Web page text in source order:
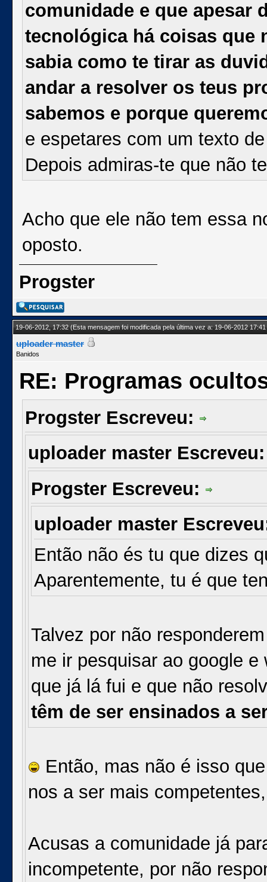
comunidade e que apesar
tecnológica há coisas que
sabia como te tirar as
andar a resolver os teus
sabemos e porque
e espetares com um texto
Depois admiras-te que não
Acho que ele não tem essa
oposto.
Progster
19-06-2012, 17:32(Esta mensagem foi modificada pela última vez a: 19-06-2012
uploader master
Banidos
RE: Programas
Progster Escreveu:
uploader master
Progster Escreveu:
uploader master
Então não és tu que dizes
Aparentemente, tu é que
Talvez por não
me ir pesquisar ao google
que já lá fui e que não
têm de ser ensinados a
Então, mas não é isso
nos a ser mais
Acusas a comunidade já
incompetente, por não